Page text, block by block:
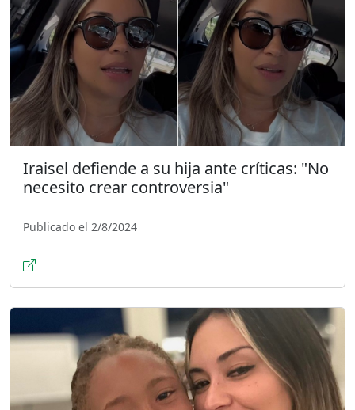
Iraisel defiende a su hija ante críticas: "No
necesito crear controversia"
Publicado el 2/8/2024